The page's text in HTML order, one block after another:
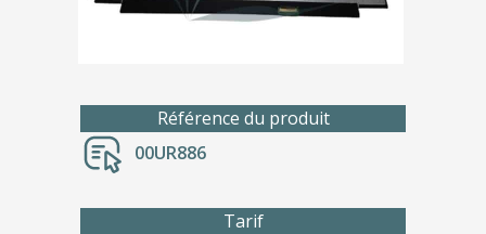
Référence du produit
00UR886
Tarif